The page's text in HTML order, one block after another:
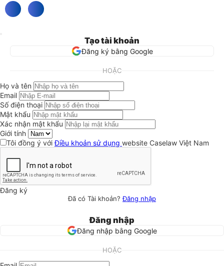
Tạo tài khoản
Đăng ký bằng Google
HOẶC
Họ và tên
Email
Số điện thoại
Mật khẩu
Xác nhận mật khẩu
Giới tính
Tôi đồng ý vớiĐiều khoản sử dụng website Caselaw Việt Nam
Đăng ký
Đã có Tài khoản?Đăng nhập
Đăng nhập
Đăng nhập bằng Google
HOẶC